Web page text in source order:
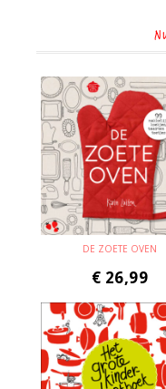
DE ZOETE OVEN
€ 26,99